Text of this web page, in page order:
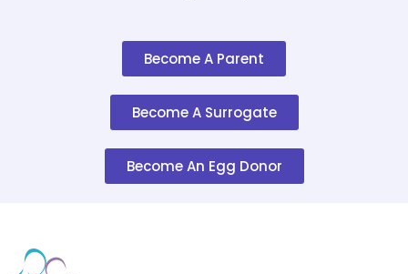
Become A Parent
Become A Surrogate
Become An Egg Donor